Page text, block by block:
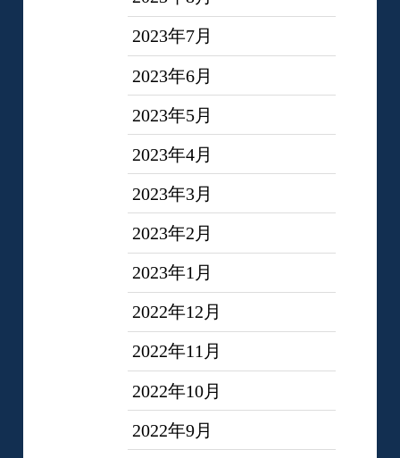
2023年7月
2023年6月
2023年5月
2023年4月
2023年3月
2023年2月
2023年1月
2022年12月
2022年11月
2022年10月
2022年9月